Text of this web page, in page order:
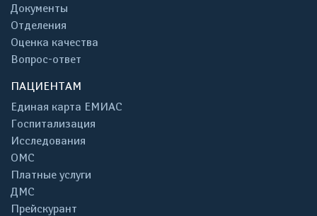
Документы
Отделения
Оценка качества
Вопрос-ответ
ПАЦИЕНТАМ
Единая карта ЕМИАС
Госпитализация
Исследования
ОМС
Платные услуги
ДМС
Прейскурант